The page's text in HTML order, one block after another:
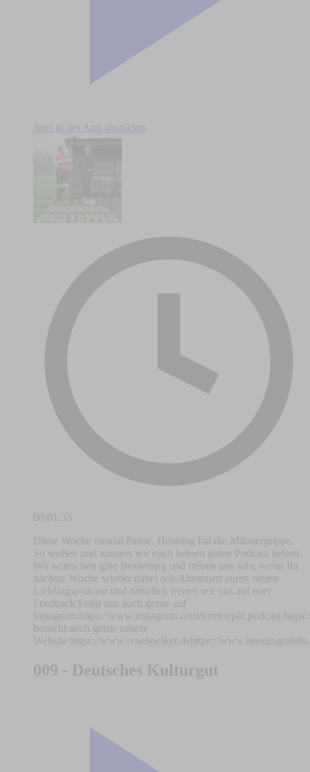
Jetzt in der App abspielen
00:01:35
Diese Woche einmal Pause. Henning hat die Männergrippe.
So wollen und können wir euch keinen guten Podcast liefern.
Wir wünschen gute Besserung und freuen uns sehr, wenn Ihr
nächste Woche wieder dabei seit.Abonniert euren neuen
Lieblingspodcast und natürlich freuen wir uns auf euer
Feedback.Folgt uns auch gerne auf
Instagram:https://www.instagram.com/toretoepfe.podcast/
besucht auch gerne unsere
Website:https://www.renehoelker.dehttps://
009 - Deutsches Kulturgut